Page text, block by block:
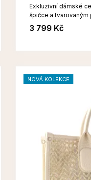
Exkluzivní dámské
špičce a tvarovaným
3 799 Kč
NOVÁ KOLEKCE